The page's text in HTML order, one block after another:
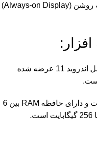
این صفحه نمایش قابلیت نمایش همیشه روشن (Always-on Display)
سامسونگ اس21 اف ای با سیستم عامل اندروید 11 عرضه شده
تعداد هسته‌های پردازنده آن 8 هسته است و دارای حافظه RAM بین 6